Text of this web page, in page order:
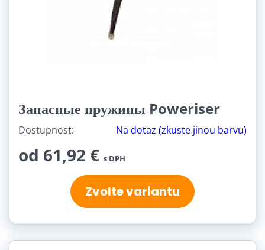
Запасные пружины Poweriser
Dostupnost: Na dotaz (zkuste jinou barvu)
od 61,92 € s DPH
Zvolte variantu